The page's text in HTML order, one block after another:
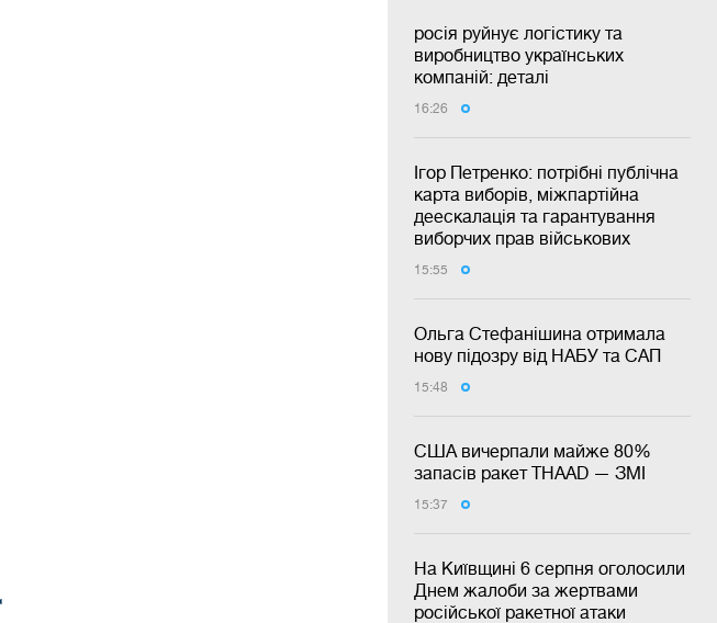
росія руйнує логістику та
виробництво українських
компаній: деталі
16:26
Ігор Петренко: потрібні публічна
карта виборів, міжпартійна
деескалація та гарантування
виборчих прав військових
15:55
Ольга Стефанішина отримала
нову підозру від НАБУ та САП
15:48
США вичерпали майже 80%
запасів ракет THAAD — ЗМІ
15:37
На Київщині 6 серпня оголосили
Днем жалоби за жертвами
російської ракетної атаки